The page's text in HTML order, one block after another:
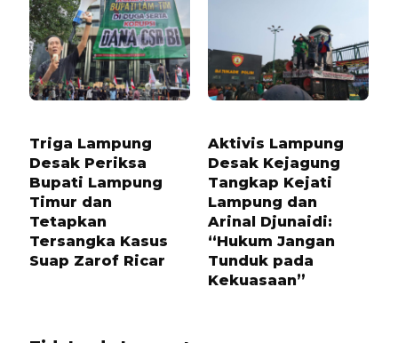
Triga Lampung
Desak Periksa
Bupati Lampung
Timur dan
Tetapkan
Tersangka Kasus
Suap Zarof Ricar
Aktivis Lampung
Desak Kejagung
Tangkap Kejati
Lampung dan
Arinal Djunaidi:
“Hukum Jangan
Tunduk pada
Kekuasaan”